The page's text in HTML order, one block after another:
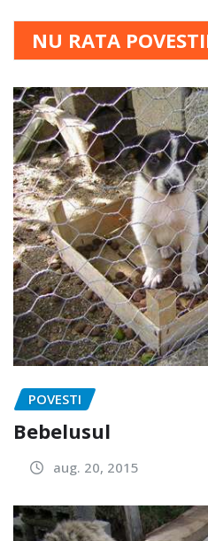
NU RATA
POVESTI
Bebelusul
aug. 20, 2015